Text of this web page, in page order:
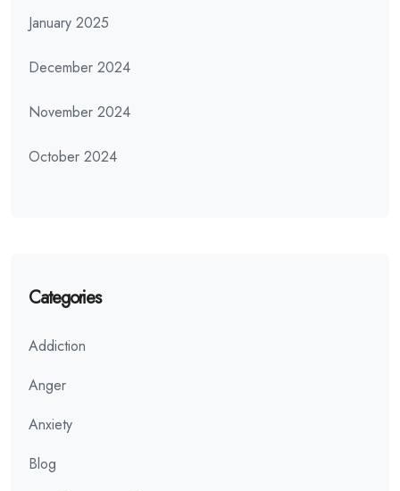
January 2025
December 2024
November 2024
October 2024
Categories
Addiction
Anger
Anxiety
Blog